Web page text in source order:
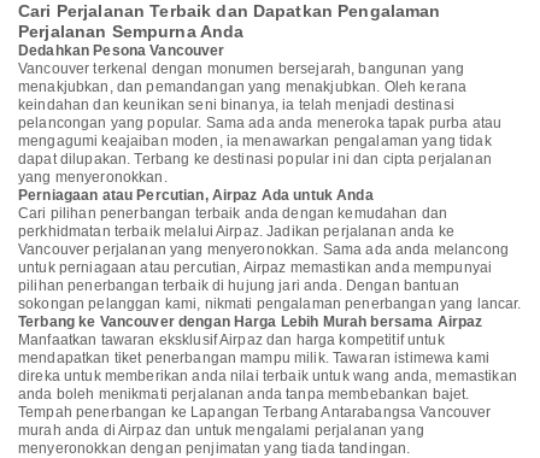
Cari Perjalanan Terbaik dan Dapatkan Pengalaman
Perjalanan Sempurna Anda
Dedahkan Pesona Vancouver
Vancouver terkenal dengan monumen bersejarah, bangunan yang
menakjubkan, dan pemandangan yang menakjubkan. Oleh kerana
keindahan dan keunikan seni binanya, ia telah menjadi destinasi
pelancongan yang popular. Sama ada anda meneroka tapak purba atau
mengagumi keajaiban moden, ia menawarkan pengalaman yang tidak
dapat dilupakan. Terbang ke destinasi popular ini dan cipta perjalanan
yang menyeronokkan.
Perniagaan atau Percutian, Airpaz Ada untuk Anda
Cari pilihan penerbangan terbaik anda dengan kemudahan dan
perkhidmatan terbaik melalui Airpaz. Jadikan perjalanan anda ke
Vancouver perjalanan yang menyeronokkan. Sama ada anda melancong
untuk perniagaan atau percutian, Airpaz memastikan anda mempunyai
pilihan penerbangan terbaik di hujung jari anda. Dengan bantuan
sokongan pelanggan kami, nikmati pengalaman penerbangan yang lancar.
Terbang ke Vancouver dengan Harga Lebih Murah bersama Airpaz
Manfaatkan tawaran eksklusif Airpaz dan harga kompetitif untuk
mendapatkan tiket penerbangan mampu milik. Tawaran istimewa kami
direka untuk memberikan anda nilai terbaik untuk wang anda, memastikan
anda boleh menikmati perjalanan anda tanpa membebankan bajet.
Tempah penerbangan ke Lapangan Terbang Antarabangsa Vancouver
murah anda di Airpaz dan untuk mengalami perjalanan yang
menyeronokkan dengan penjimatan yang tiada tandingan.